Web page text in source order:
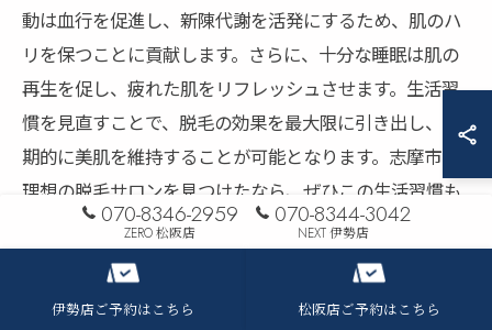
動は血行を促進し、新陳代謝を活発にするため、肌のハ
リを保つことに貢献します。さらに、十分な睡眠は肌の
再生を促し、疲れた肌をリフレッシュさせます。生活習
慣を見直すことで、脱毛の効果を最大限に引き出し、長
期的に美肌を維持することが可能となります。志摩市で
理想の脱毛サロンを見つけたなら、ぜひこの生活習慣も
取り入れて、美肌への道をさらにスムーズに進みましょ
070-8346-2959
ZERO 松阪店
070-8344-3042
NEXT 伊勢店
伊勢店ご予約はこちら 松阪店ご予約はこちら